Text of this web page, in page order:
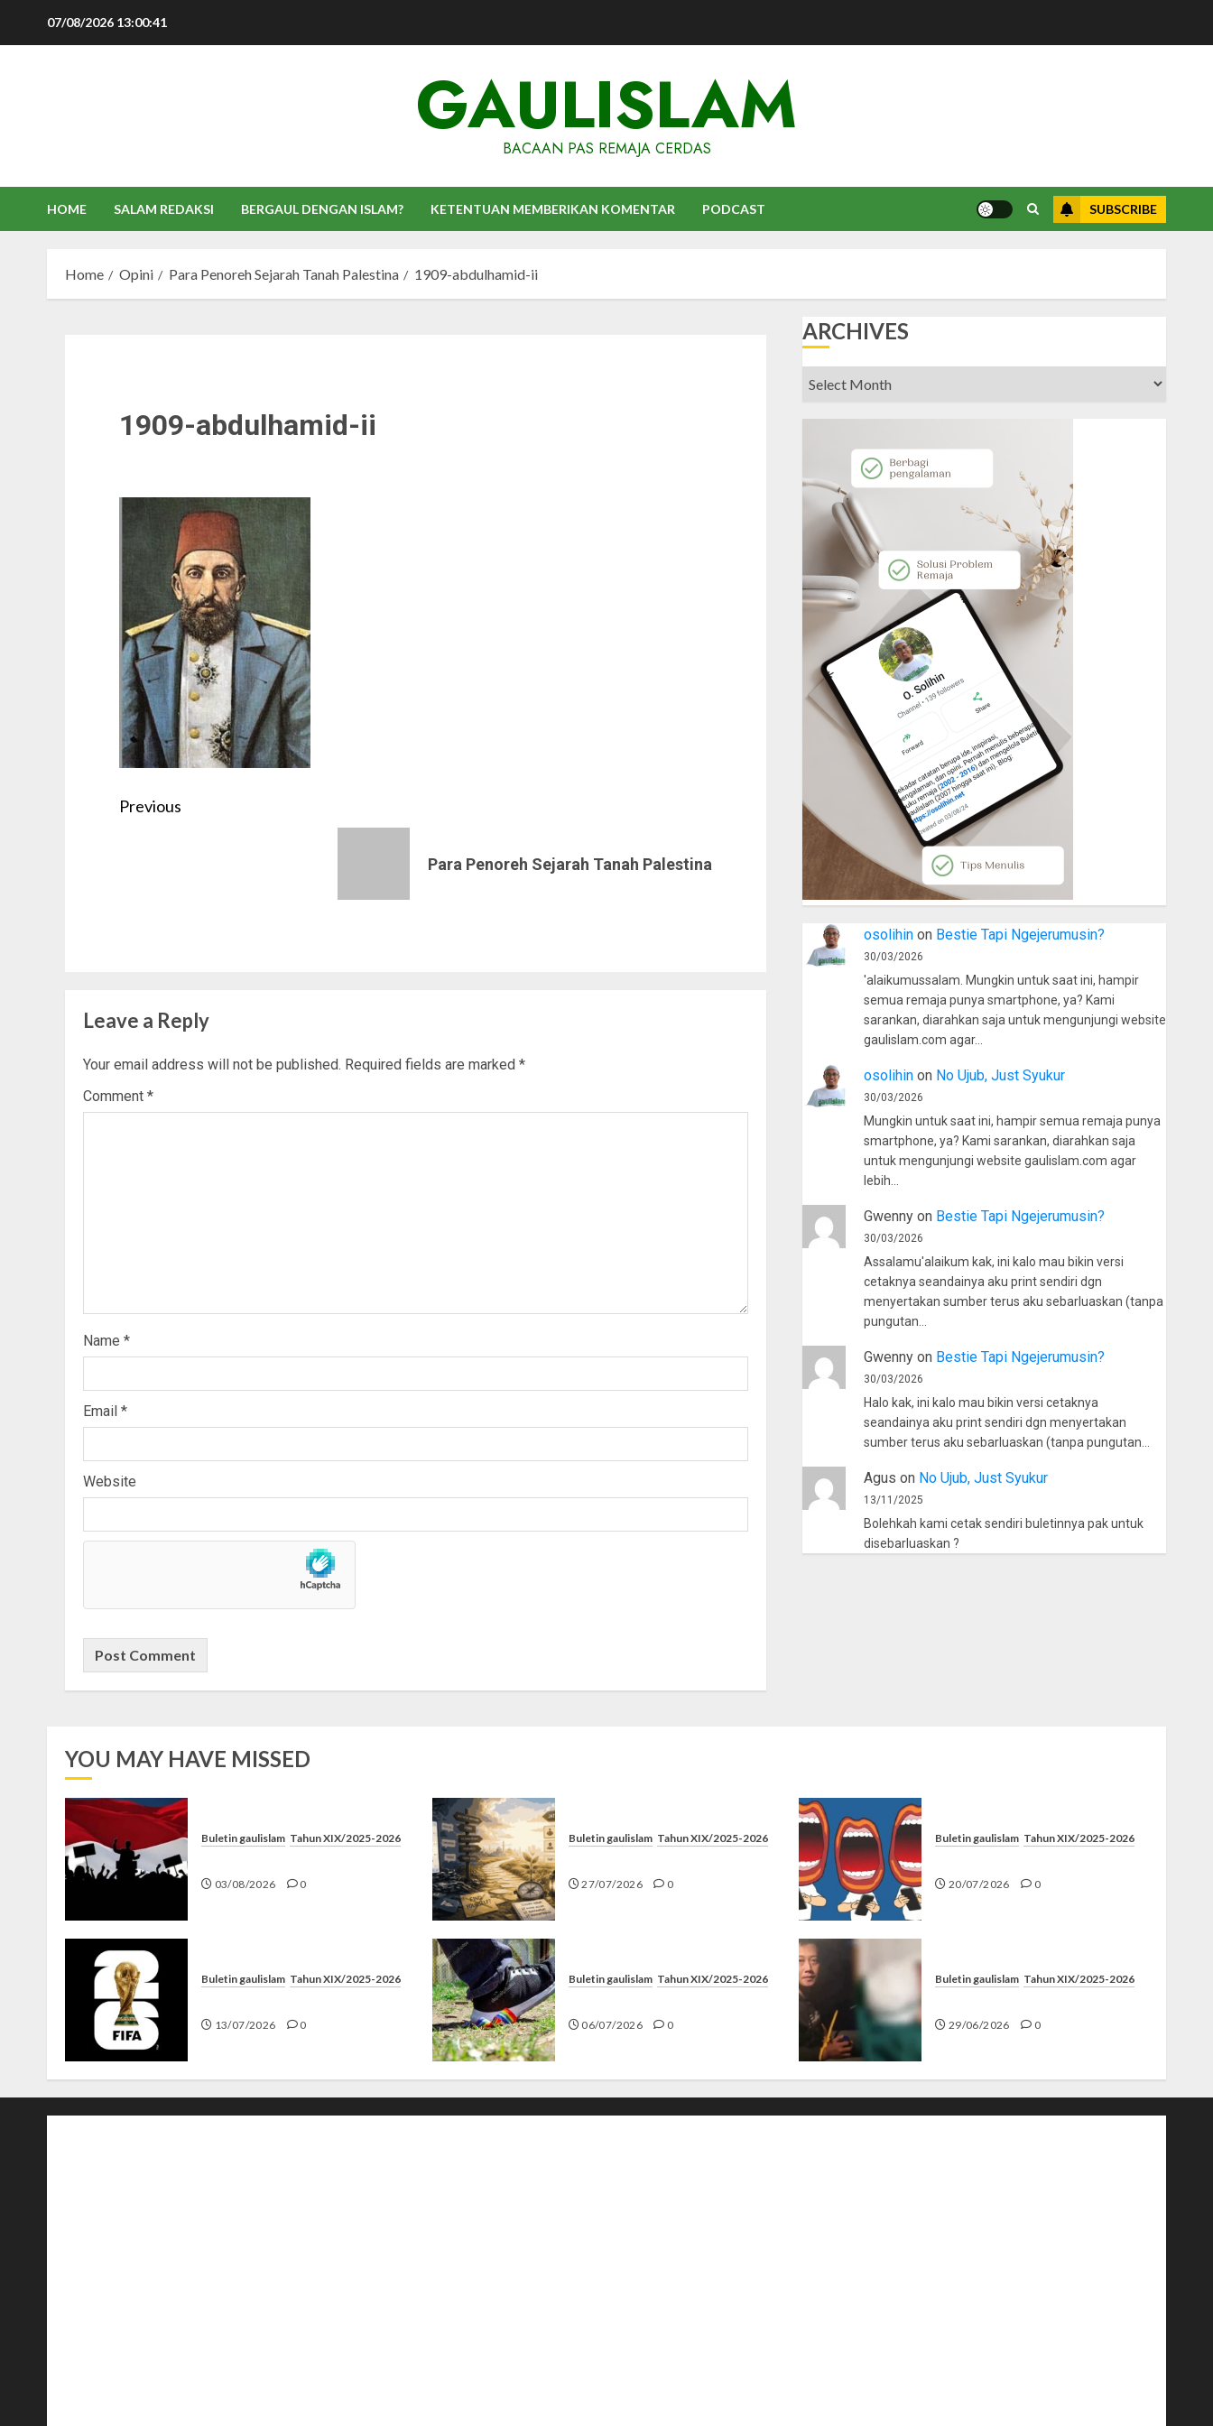
07/08/2026 13:00:42
GAULISLAM
BACAAN PAS REMAJA CERDAS
HOME SALAM REDAKSI BERGAUL DENGAN ISLAM? KETENTUAN MEMBERIKAN KOMENTAR PODCAST SUBSCRIBE
Home Opini Para Penoreh Sejarah Tanah Palestina 1909-abdulhamid-ii
1909-abdulhamid-ii
Post
Previous
Para Penoreh Sejarah Tanah Palestina
Leave a Reply
Your email address will not be published. Required fields are marked *
Comment *
Name *
Email *
Website
ARCHIVES
Archives
osolihinon Bestie Tapi Ngejerumusin?
30/03/2026
'alaikumussalam. Mungkin untuk saat ini, hampir
semua remaja punya smartphone, ya? Kami
sarankan, diarahkan saja untuk mengunjungi website
gaulislam.com agar…
osolihinon No Ujub, Just Syukur
30/03/2026
Mungkin untuk saat ini, hampir semua remaja punya
smartphone, ya? Kami sarankan, diarahkan saja
untuk mengunjungi website gaulislam.com agar
lebih…
Gwennyon Bestie Tapi Ngejerumusin?
30/03/2026
Assalamu'alaikum kak, ini kalo mau bikin versi
cetaknya seandainya aku print sendiri dgn
menyertakan sumber terus aku sebarluaskan (tanpa
pungutan…
Gwennyon Bestie Tapi Ngejerumusin?
30/03/2026
Halo kak, ini kalo mau bikin versi cetaknya
seandainya aku print sendiri dgn menyertakan
sumber terus aku sebarluaskan (tanpa pungutan…
Agus on No Ujub, Just Syukur
13/11/2025
Bolehkah kami cetak sendiri buletinnya pak untuk
disebarluaskan ?
YOU MAY HAVE MISSED
Buletin gaulislam Tahun XIX/2025-2026
03/08/2026 0
Buletin gaulislam Tahun XIX/2025-2026
27/07/2026 0
Buletin gaulislam Tahun XIX/2025-2026
20/07/2026 0
Buletin gaulislam Tahun XIX/2025-2026
13/07/2026 0
Buletin gaulislam Tahun XIX/2025-2026
06/07/2026 0
Buletin gaulislam Tahun XIX/2025-2026
29/06/2026 0